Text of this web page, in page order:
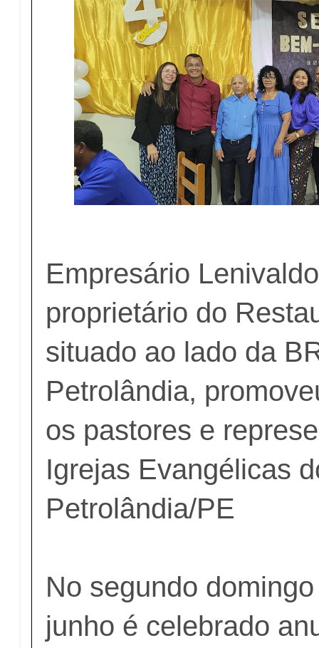
Empresário
proprietário do
situado ao lado da
Petrolândia,
os pastores e
Igrejas Evangélicas
Petrolândia/PE
No segundo
junho é celebrado